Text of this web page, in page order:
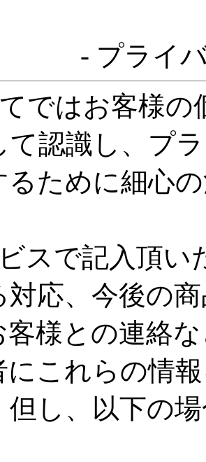
- プライ
ではお客様の
て認識し、プ
るために細心
スで記入頂い
対応、今後の
客様との連絡
にこれらの情
但し、以下の